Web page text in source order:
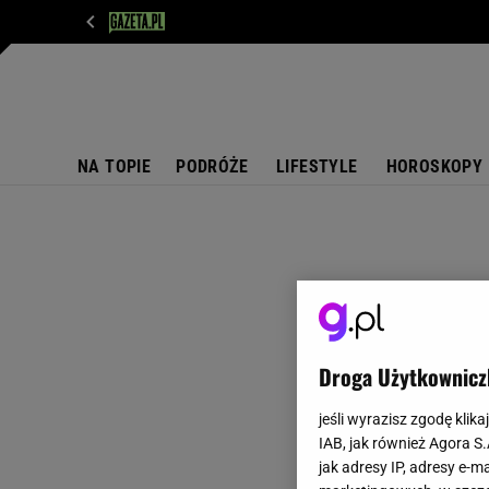
NA TOPIE PODRÓŻE LIFESTYLE HOROSKOPY
Droga
jeśli wyrazisz zgodę
IAB, jak również Agora
jak adresy IP, adresy e-